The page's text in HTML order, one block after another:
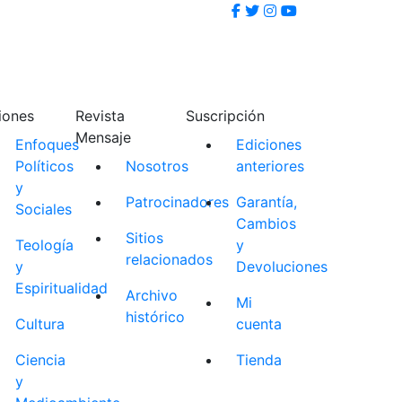
Enfoques
Políticos
y
Sociales
Teología
y
Espiritualidad
Cultura
Ciencia
y
Revista
Mensaje
Nosotros
Patrocinadores
Sitios
relacionados
Archivo
histórico
Suscripción
Ediciones
anteriores
Garantía,
Cambios
y
Devoluciones
Mi
cuenta
Tienda